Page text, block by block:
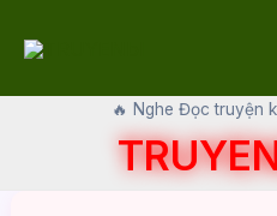
🔥 Nghe Đọc truyện